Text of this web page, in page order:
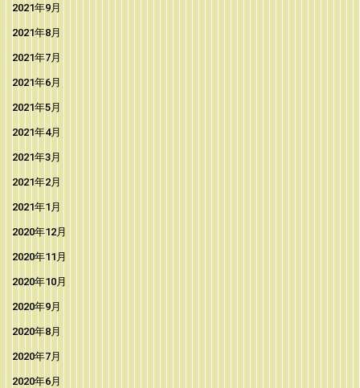
2021年9月
2021年8月
2021年7月
2021年6月
2021年5月
2021年4月
2021年3月
2021年2月
2021年1月
2020年12月
2020年11月
2020年10月
2020年9月
2020年8月
2020年7月
2020年6月